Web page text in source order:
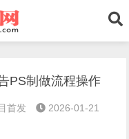
PS制做流程操作
首发
2026-01-21